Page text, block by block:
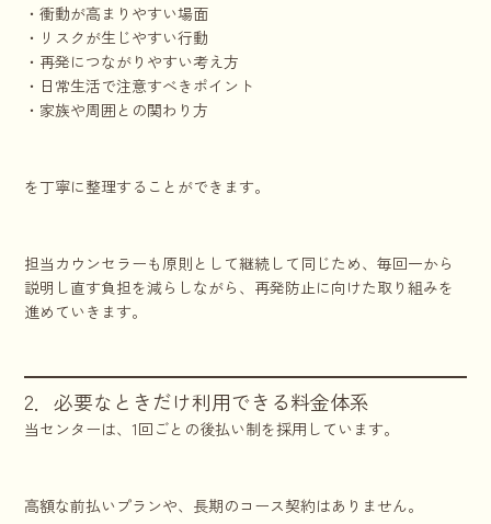
・衝動が高まりやすい場面
・リスクが生じやすい行動
・再発につながりやすい考え方
・日常生活で注意すべきポイント
・家族や周囲との関わり方
を丁寧に整理することができます。
担当カウンセラーも原則として継続して同じため、毎回一から
説明し直す負担を減らしながら、再発防止に向けた取り組みを
進めていきます。
2．必要なときだけ利用できる料金体系
当センターは、1回ごとの後払い制を採用しています。
高額な前払いプランや、長期のコース契約はありません。